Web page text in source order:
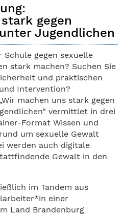
gegen
Jugendlichen
gegen sexuelle
stark machen? Suchen Sie
und praktischen
Intervention?
machen uns stark gegen
vermittlet in drei
Format Wissen und
um sexuelle Gewalt
werden auch digitale
Gewalt in den
im Tandem aus
einer
Land Brandenburg